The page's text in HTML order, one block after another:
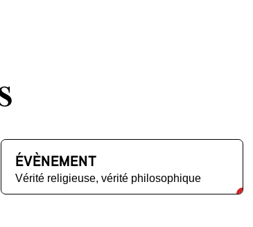
ÉVÈNEMENT
Vérité religieuse, vérité philosophique